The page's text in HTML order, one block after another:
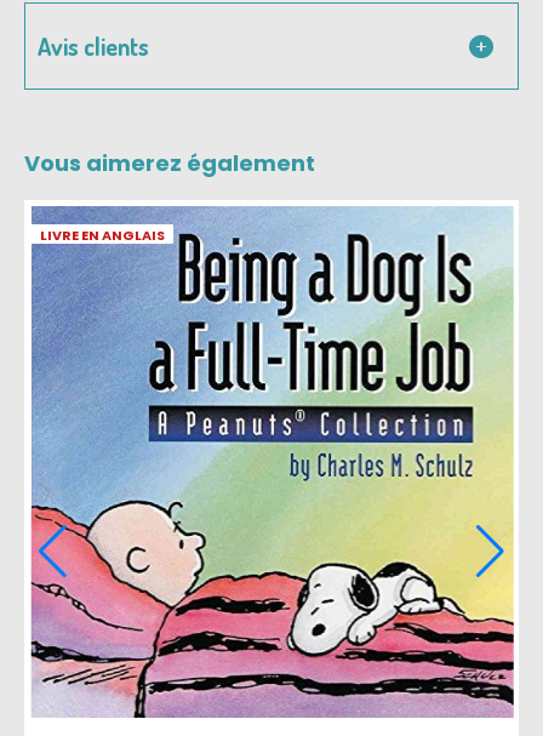
Avis clients
Vous aimerez également
LIVRE EN ANGLAIS